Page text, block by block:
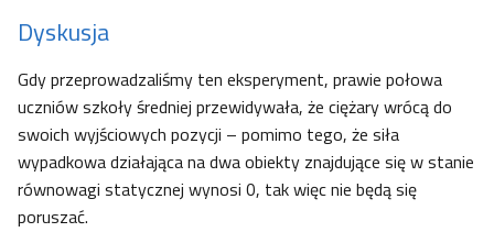
Dyskusja
Gdy przeprowadzaliśmy ten eksperyment, prawie połowa
uczniów szkoły średniej przewidywała, że ciężary wrócą do
swoich wyjściowych pozycji – pomimo tego, że siła
wypadkowa działająca na dwa obiekty znajdujące się w stanie
równowagi statycznej wynosi 0, tak więc nie będą się
poruszać.